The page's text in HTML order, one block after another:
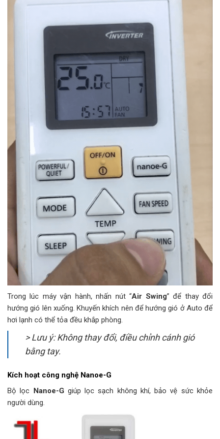
Trong lúc máy vận hành, nhấn nút “Air Swing” để thay đổi
hướng gió lên xuống. Khuyến khích nên để hướng gió ở Auto để
hơi lạnh có thể tỏa đều khắp phòng.
> Lưu ý: Không thay đổi, điều chỉnh cánh gió
bằng tay.
Kích hoạt công nghệ Nanoe-G
Bộ lọc Nanoe-G giúp lọc sạch không khí, bảo vệ sức khỏe
người dùng.